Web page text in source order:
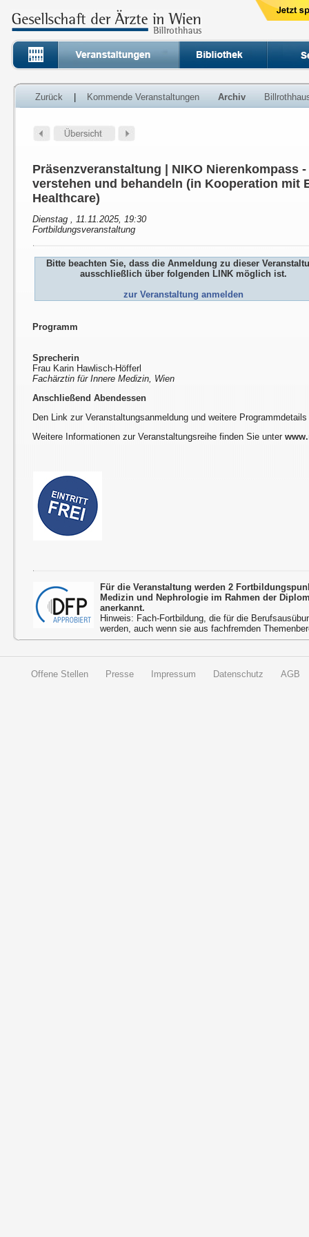
Zurück Kommende Veranstaltungen Archiv
Präsenzveranstaltung | NIKO Nierenkompass
verstehen und behandeln (in Kooperation mit
Healthcare)
Dienstag , 11.11.2025, 19:30
Fortbildungsveranstaltung
Bitte beachten Sie, dass die Anmeldung zu dieser
ausschließlich über folgenden LINK möglich ist.
zur Veranstaltung anmelden
Programm
Sprecherin
Frau Karin Hawlisch-Höfferl
Fachärztin für Innere Medizin, Wien
Anschließend Abendessen
Den Link zur Veranstaltungsanmeldung und weitere
Weitere Informationen zur Veranstaltungsreihe finden Sie unter
Für die Veranstaltung werden 2
Medizin und Nephrologie im Rahmen der
anerkannt.
Hinweis: Fach-Fortbildung, die für die
werden, auch wenn sie aus fachfremden
Offene Stellen Presse Impressum Datenschutz AGB